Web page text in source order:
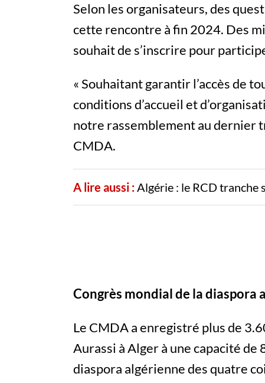
Selon les organisateurs, des
cette rencontre à fin 2024. Des
souhait de s’inscrire pour
« Souhaitant garantir l’accès de
conditions d’accueil et
notre rassemblement au dernier
CMDA.
A lire aussi : Algérie : le RCD
Congrès mondial de la diaspora
Le CMDA a enregistré plus de
Aurassi à Alger à une capacité de
diaspora algérienne des quatre